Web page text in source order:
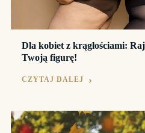
Dla kobiet z krągłościami:
Twoją figurę!
CZYTAJ DALEJ